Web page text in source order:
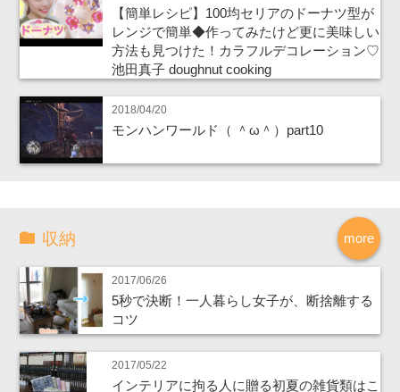
【簡単レシピ】100均セリアのドーナツ型が
レンジで簡単◆作ってみたけど更に美味しい
方法も見つけた！カラフルデコレーション♡
池田真子 doughnut cooking
2018/04/20
モンハンワールド（ ＾ω＾）part10
more
収納
2017/06/26
5秒で決断！一人暮らし女子が、断捨離する
コツ
2017/05/22
インテリアに拘る人に贈る初夏の雑貨類はこ